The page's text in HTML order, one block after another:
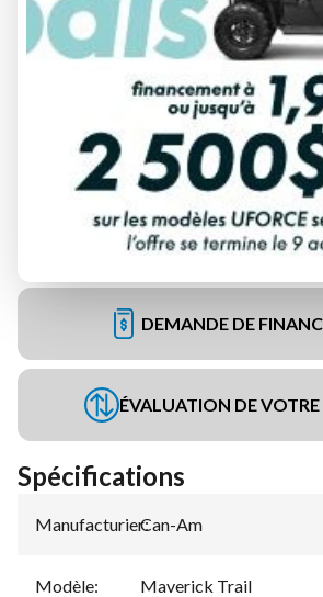
DEMANDE DE
ÉVALUATION DE
Spécifications
Manufacturier:
Can-Am
Modèle: Maverick Trail